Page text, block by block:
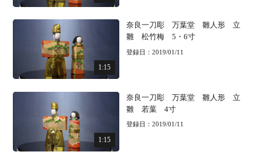
1:15
奈良一刀彫 万葉堂 雛人形 立
雛 松竹梅 5・6寸
登録日：2019/01/11
1:15
奈良一刀彫 万葉堂 雛人形 立
雛 若葉 4寸
登録日：2019/01/11